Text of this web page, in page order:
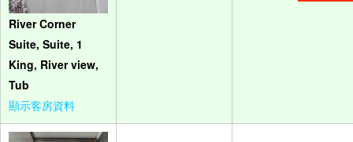
River Corner
Suite, Suite, 1
King, River view,
Tub
顯示客房資料